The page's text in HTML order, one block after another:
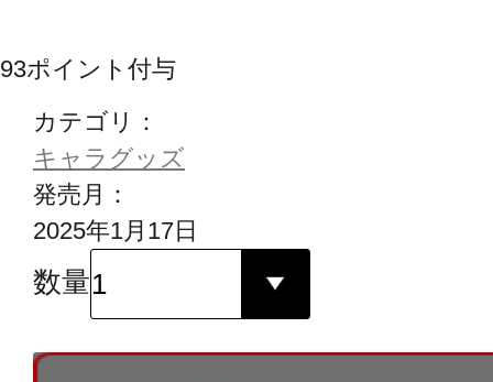
93ポイント付与
カテゴリ：
キャラグッズ
発売月：
2025年1月17日
数量